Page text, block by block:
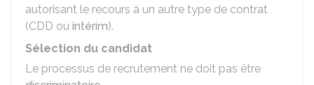
autorisant le recours à un autre type de contrat
(CDD ou intérim).
Sélection du candidat
Le processus de recrutement ne doit pas être